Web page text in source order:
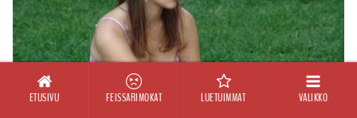
ETUSIVU FEISSARIMOKAT LUETUIMMAT VALIKKO